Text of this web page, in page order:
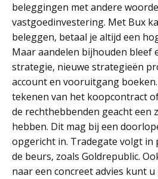
beleggingen met andere
vastgoedinvestering. Met Bux
beleggen, betaal je altijd een
Maar aandelen bijhouden bleef
strategie, nieuwe strategieën
account en vooruitgang
tekenen van het koopcontract
de rechthebbenden geacht een
hebben. Dit mag bij een
opgericht in. Tradegate volgt in
de beurs, zoals Goldrepublic.
naar een concreet advies kunt